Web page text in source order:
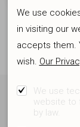
We use
in visiting our
accepts them.
wish. Our
We use
website to
by law.